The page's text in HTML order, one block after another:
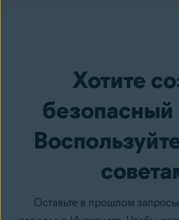
Хотите
безопасный
Оставьте в прошлом